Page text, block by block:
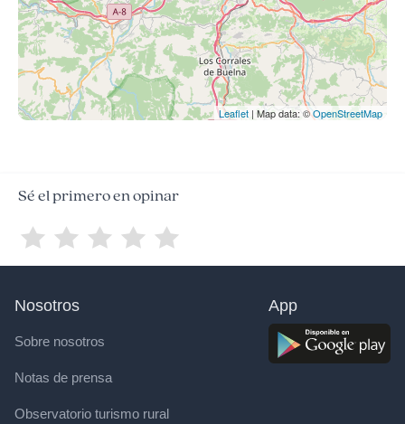
Leaflet | Map data: ©OpenStreetMap
Sé el primero en opinar
Nosotros
Sobre nosotros
Notas de prensa
Observatorio turismo rural
App